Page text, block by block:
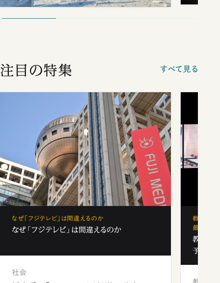
注目の特集 すべて見る
なぜ「フジテレビ」は間違えるのか
なぜ「フジテレビ」は間違えるのか
社会
教育の地
最新勢力
教育の
予備校